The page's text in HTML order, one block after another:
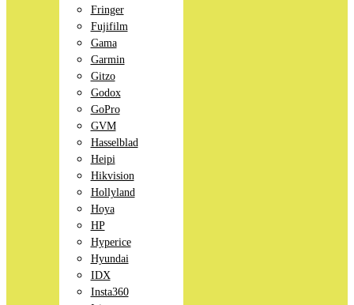
Fringer
Fujifilm
Gama
Garmin
Gitzo
Godox
GoPro
GVM
Hasselblad
Heipi
Hikvision
Hollyland
Hoya
HP
Hyperice
Hyundai
IDX
Insta360